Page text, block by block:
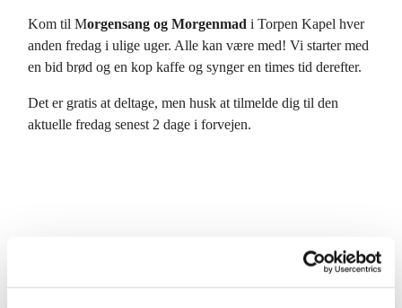
Kom til Morgensang og Morgenmad i Torpen Kapel hver
anden fredag i ulige uger. Alle kan være med! Vi starter med
en bid brød og en kop kaffe og synger en times tid derefter.
Det er gratis at deltage, men husk at tilmelde dig til den
aktuelle fredag senest 2 dage i forvejen.